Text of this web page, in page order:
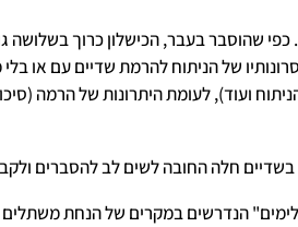
שהוסבר בעבר, הכישלון כרוך בשלושה
של הניתוח להרמת שדיים עם או
ועוד), לעומת היתרונות של הרמה
בשדיים חלה החובה לשים לב להסברים
הנדרשים במקרים של הנחת משתלים